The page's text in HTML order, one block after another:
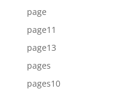
page
page11
page13
pages
pages10